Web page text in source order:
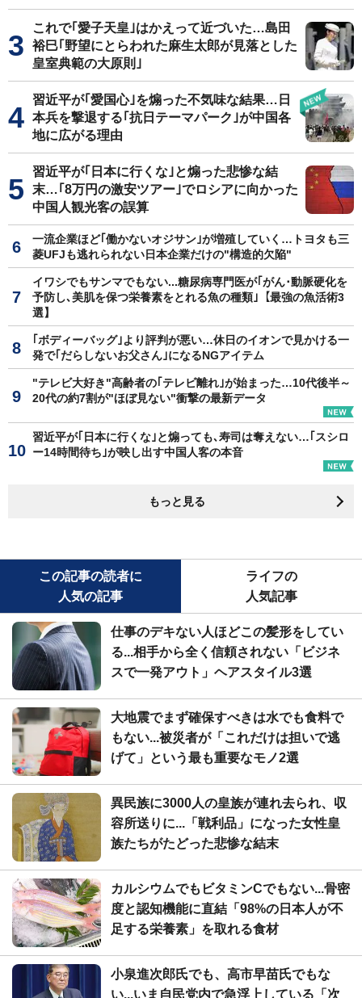
これで｢愛子天皇｣はかえって近づいた…島田
裕巳｢野望にとらわれた麻生太郎が見落とした
皇室典範の大原則｣
習近平が｢愛国心｣を煽った不気味な結果…日
本兵を撃退する｢抗日テーマパーク｣が中国各
地に広がる理由
習近平が｢日本に行くな｣と煽った悲惨な結
末…｢8万円の激安ツアー｣でロシアに向かった
中国人観光客の誤算
一流企業ほど｢働かないオジサン｣が増殖していく…トヨタも三
菱UFJも逃れられない日本企業だけの"構造的欠陥"
イワシでもサンマでもない...糖尿病専門医が｢がん･動脈硬化を
予防し､美肌を保つ栄養素をとれる魚の種類｣【最強の魚活術3
選】
｢ボディーバッグ｣より評判が悪い…休日のイオンで見かける一
発で｢だらしないお父さん｣になるNGアイテム
"テレビ大好き"高齢者の｢テレビ離れ｣が始まった…10代後半～
20代の約7割が"ほぼ見ない"衝撃の最新データ
習近平が｢日本に行くな｣と煽っても､寿司は奪えない…｢スシロ
ー14時間待ち｣が映し出す中国人客の本音
もっと見る
この記事の読者に
人気の記事
ライフの
人気記事
仕事のデキない人ほどこの髪形をしてい
る...相手から全く信頼されない「ビジネ
スで一発アウト」ヘアスタイル3選
大地震でまず確保すべきは水でも食料で
もない...被災者が「これだけは担いで逃
げて」という最も重要なモノ2選
異民族に3000人の皇族が連れ去られ、収
容所送りに...「戦利品」になった女性皇
族たちがたどった悲惨な結末
カルシウムでもビタミンCでもない...骨密
度と認知機能に直結「98%の日本人が不
足する栄養素」を取れる食材
小泉進次郎氏でも、高市早苗氏でもな
い...いま自民党内で急浮上している「次